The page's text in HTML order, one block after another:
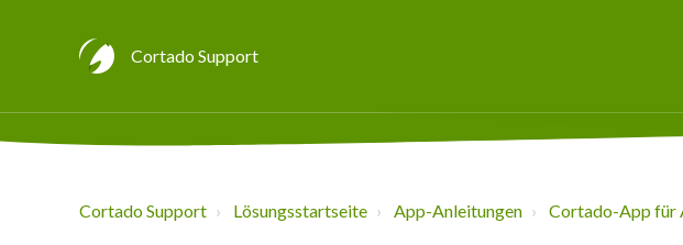
Cortado Support
Cortado Support Lösungsstartseite App-Anleitungen Cortado-App für